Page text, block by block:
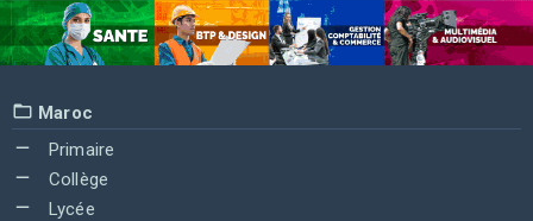
Maroc
Primaire
Collège
Lycée